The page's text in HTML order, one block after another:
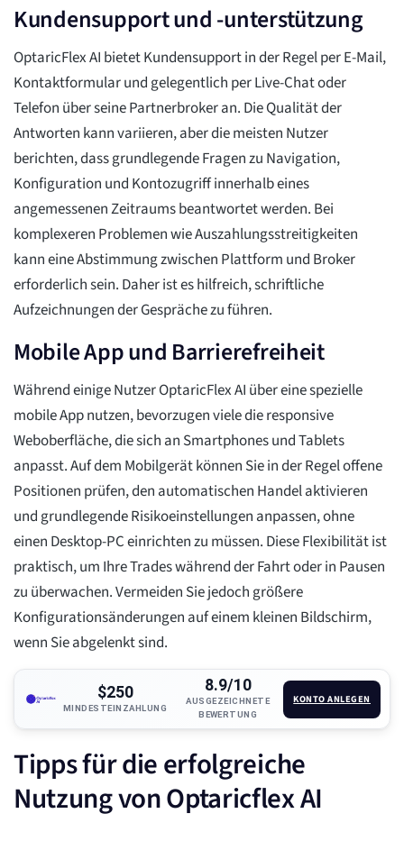
Kundensupport und -unterstützung
OptaricFlex AI bietet Kundensupport in der Regel per E-Mail,
Kontaktformular und gelegentlich per Live-Chat oder
Telefon über seine Partnerbroker an. Die Qualität der
Antworten kann variieren, aber die meisten Nutzer
berichten, dass grundlegende Fragen zu Navigation,
Konfiguration und Kontozugriff innerhalb eines
angemessenen Zeitraums beantwortet werden. Bei
komplexeren Problemen wie Auszahlungsstreitigkeiten
kann eine Abstimmung zwischen Plattform und Broker
erforderlich sein. Daher ist es hilfreich, schriftliche
Aufzeichnungen der Gespräche zu führen.
Mobile App und Barrierefreiheit
Während einige Nutzer OptaricFlex AI über eine spezielle
mobile App nutzen, bevorzugen viele die responsive
Weboberfläche, die sich an Smartphones und Tablets
anpasst. Auf dem Mobilgerät können Sie in der Regel offene
Positionen prüfen, den automatischen Handel aktivieren
und grundlegende Risikoeinstellungen anpassen, ohne
einen Desktop-PC einrichten zu müssen. Diese Flexibilität ist
praktisch, um Ihre Trades während der Fahrt oder in Pausen
zu überwachen. Vermeiden Sie jedoch größere
Konfigurationsänderungen auf einem kleinen Bildschirm,
wenn Sie abgelenkt sind.
$250
MINDESTEINZAHLUNG
8.9/10
AUSGEZEICHNETE
BEWERTUNG
KONTO ANLEGEN
Tipps für die erfolgreiche
Nutzung von Optaricflex AI